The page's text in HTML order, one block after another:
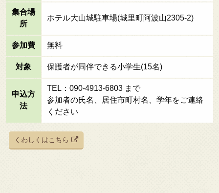
集合場
所
ホテル大山城駐車場(城里町阿波山2305-2)
参加費 無料
対象 保護者が同伴できる小学生(15名)
申込方
法
TEL：090-4913-6803 まで
参加者の氏名、居住市町村名、学年をご連絡
ください
くわしくはこちら